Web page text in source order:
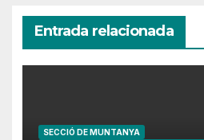
Entrada relacionada
SECCIÓ DE MUNTANYA